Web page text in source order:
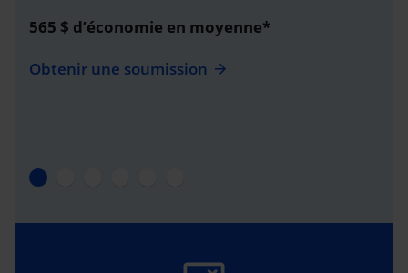
565 $ d’économie en moyenne*
Obtenir une soumission